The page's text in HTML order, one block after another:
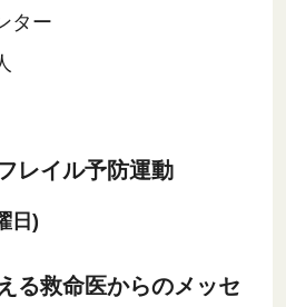
ター
レイル予防運動
日)
る救命医からのメッセ